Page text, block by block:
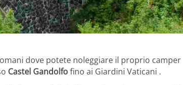
dove potete noleggiare il proprio camper
Castel Gandolfofino ai Giardini Vaticani .